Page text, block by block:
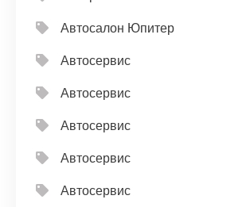
Автосалон Юпитер
Автосервис
Автосервис
Автосервис
Автосервис
Автосервис